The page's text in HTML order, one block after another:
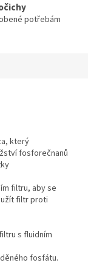
potřebám
který
fosforečnanů
filtru, aby se
filtr proti
s fluidním
fosfátu.